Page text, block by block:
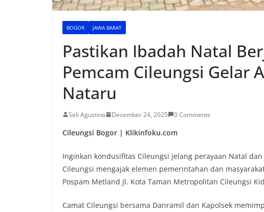
BOGOR JAWA BARAT
Pastikan Ibadah Natal
Pemcam Cileungsi Gelar
Nataru
Seli Agustina Desember 24, 2025 0 Comments
Cileungsi Bogor | Klikinfoku.com
Inginkan kondusifitas Cileungsi jelang perayaan Natal
Cileungsi mengajak elemen pemerintahan dan
Pospam Metland Jl. Kota Taman Metropolitan Cileungsi
Camat Cileungsi bersama Danramil dan Kapolsek